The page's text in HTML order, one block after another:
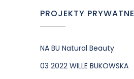
PROJEKTY PRYWATNE
NA BU Natural Beauty
03 2022 WILLE BUKOWSKA